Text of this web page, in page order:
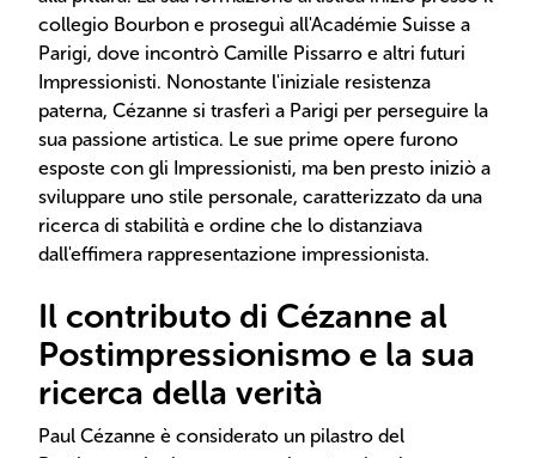
collegio Bourbon e proseguì all'Académie Suisse a
Parigi, dove incontrò Camille Pissarro e altri futuri
Impressionisti. Nonostante l'iniziale resistenza
paterna, Cézanne si trasferì a Parigi per perseguire la
sua passione artistica. Le sue prime opere furono
esposte con gli Impressionisti, ma ben presto iniziò a
sviluppare uno stile personale, caratterizzato da una
ricerca di stabilità e ordine che lo distanziava
dall'effimera rappresentazione impressionista.
Il contributo di Cézanne al
Postimpressionismo e la sua
ricerca della verità
Paul Cézanne è considerato un pilastro del